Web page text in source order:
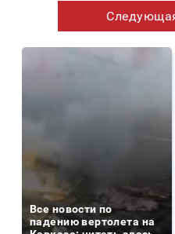
Все новости по
падению вертолета на